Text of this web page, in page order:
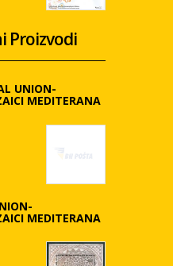
Proizvodi
UNION-
MEDITERANA
MEDITERANA